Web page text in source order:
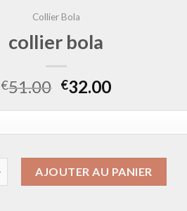
Collier Bola
collier bola
€51.00 €32.00
AJOUTER AU PANIER